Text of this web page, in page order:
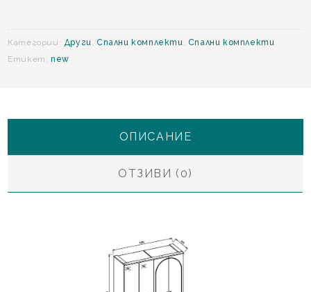
Категории: Други,Спални комплекти, Спални комплекти
Етикет:new
ОПИСАНИЕ
ОТЗИВИ (0)